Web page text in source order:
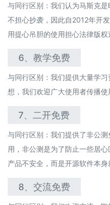
与同行区别： 我们认为马斯克
不担心抄袭，因此自2012年开
用提心吊胆的使用担心法律版权
6、教学免费
与同行区别：我们提供大量学习
想，我们欢迎广大使用者传播使
7、二开免费
与同行区别：我们提供了非公测
用，非公测是为了防止一些居
产品不安全，而是开源软件本身
8、交流免费